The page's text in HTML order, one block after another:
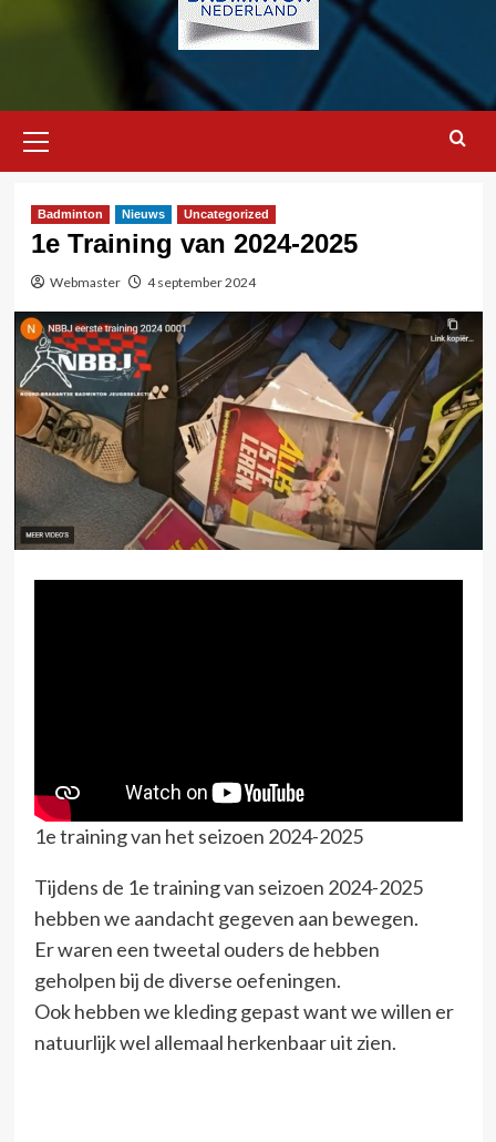
menu
Badminton Nieuws Uncategorized
1e Training van 2024-2025
Webmaster 4 september 2024
1e training van het seizoen 2024-2025
Tijdens de 1e training van seizoen 2024-2025
hebben we aandacht gegeven aan bewegen.
Er waren een tweetal ouders de hebben
geholpen bij de diverse oefeningen.
Ook hebben we kleding gepast want we willen er
natuurlijk wel allemaal herkenbaar uit zien.